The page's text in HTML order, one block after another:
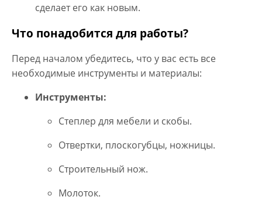
сделает его как новым.
Что понадобится для работы?
Перед началом убедитесь, что у вас есть все
необходимые инструменты и материалы:
Инструменты:
Степлер для мебели и скобы.
Отвертки, плоскогубцы, ножницы.
Строительный нож.
Молоток.